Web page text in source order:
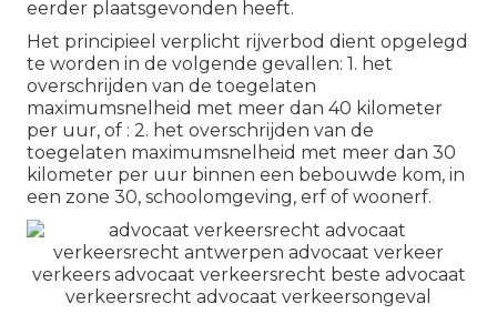
eerder plaatsgevonden heeft.
Het principieel verplicht rijverbod dient opgelegd
te worden in de volgende gevallen: 1. het
overschrijden van de toegelaten
maximumsnelheid met meer dan 40 kilometer
per uur, of : 2. het overschrijden van de
toegelaten maximumsnelheid met meer dan 30
kilometer per uur binnen een bebouwde kom, in
een zone 30, schoolomgeving, erf of woonerf.